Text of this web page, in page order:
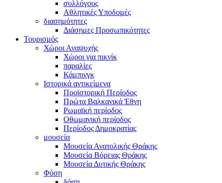
συλλόγους
Αθλητικές Υποδομές
διασημότητες
Διάσημες Προσωπικότητες
Τουρισμός
Χώροι Αναψυχής
Χώροι για πικνίκ
παραλίες
Κάμπινγκ
Ιστορικά αντικείμενα
Προϊστορική Περίοδος
Πρώτα Βαλκανικά Έθνη
Ρωμαϊκή περίοδος
Οθωμανική περίοδος
Περίοδος Δημοκρατίας
μουσεία
Μουσεία Ανατολικής Θράκης
Μουσεία Βόρειας Θράκης
Μουσεία Δυτικής Θράκης
Φύση